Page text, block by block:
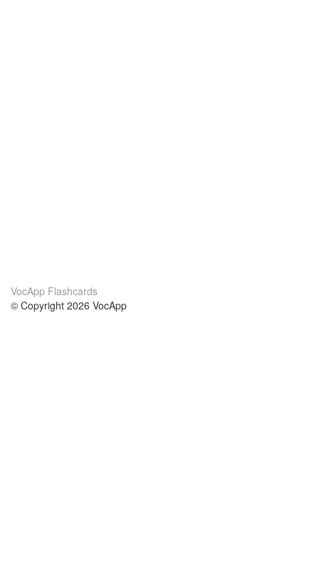
VocApp Flashcards
© Copyright 2026 VocApp